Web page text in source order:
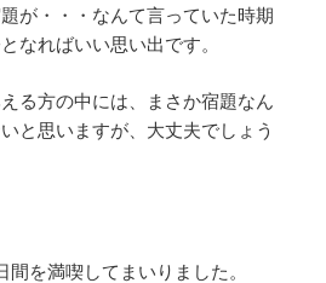
が・・・なんて言っていた時期
なればいい思い出です。
る方の中には、まさか宿題なん
と思いますが、大丈夫でしょう
間を満喫してまいりました。